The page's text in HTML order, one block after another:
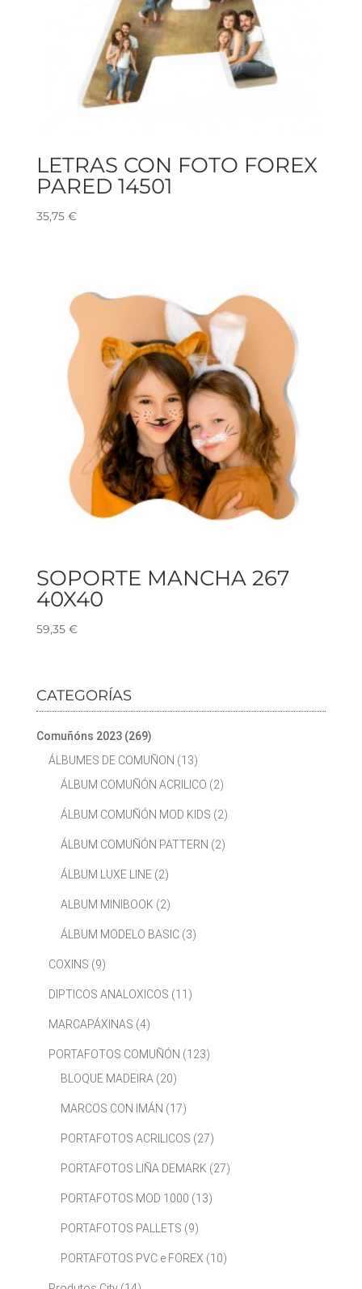
LETRAS CON FOTO FOREX
PARED 14501
35,75 €
SOPORTE MANCHA 267
40X40
59,35 €
CATEGORÍAS
Comuñóns 2023 (269)
ÁLBUMES DE COMUÑON (13)
ÁLBUM COMUÑÓN ACRILICO (2)
ÁLBUM COMUÑÓN MOD KIDS (2)
ÁLBUM COMUÑÓN PATTERN (2)
ÁLBUM LUXE LINE (2)
ALBUM MINIBOOK (2)
ÁLBUM MODELO BASIC (3)
COXINS (9)
DIPTICOS ANALOXICOS (11)
MARCAPÁXINAS (4)
PORTAFOTOS COMUÑÓN (123)
BLOQUE MADEIRA (20)
MARCOS CON IMÁN (17)
PORTAFOTOS ACRILICOS (27)
PORTAFOTOS LIÑA DEMARK (27)
PORTAFOTOS MOD 1000 (13)
PORTAFOTOS PALLETS (9)
PORTAFOTOS PVC e FOREX (10)